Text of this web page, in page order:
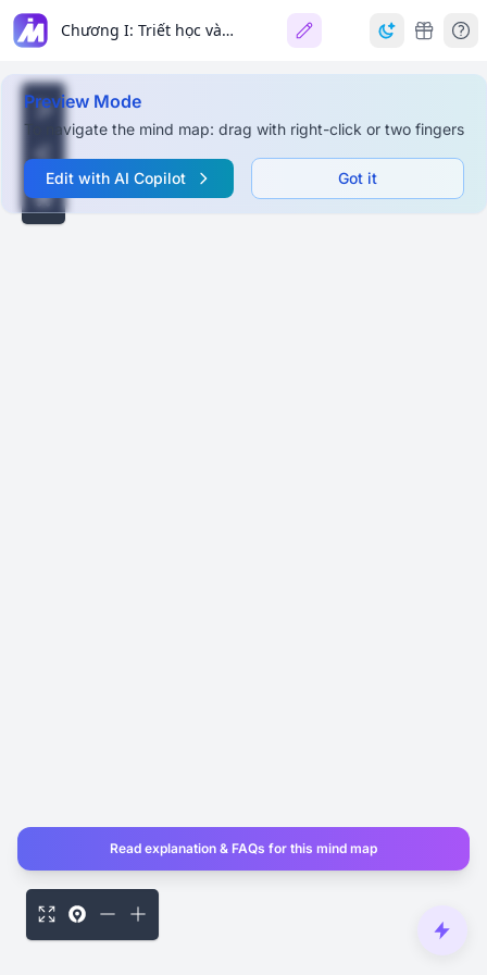
Chương I: Triết học và Vấn đề cơ bản của Triết học
Preview Mode
To navigate the mind map: drag with right-click or two fingers
Edit with AI Copilot Got it
Read explanation & FAQs for this mind map